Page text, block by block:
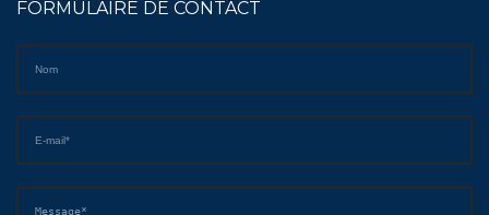
FORMULAIRE DE CONTACT